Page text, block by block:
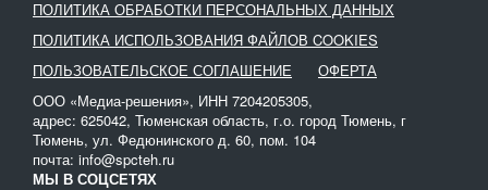
ПОЛИТИКА ОБРАБОТКИ ПЕРСОНАЛЬНЫХ ДАННЫХ
ПОЛИТИКА ИСПОЛЬЗОВАНИЯ ФАЙЛОВ COOKIES
ПОЛЬЗОВАТЕЛЬСКОЕ СОГЛАШЕНИЕ
ОФЕРТА
ООО «Медиа-решения», ИНН 7204205305,
адрес: 625042, Тюменская область, г.о. город Тюмень, г
Тюмень, ул. Федюнинского д. 60, пом. 104
почта: info@spcteh.ru
МЫ В СОЦСЕТЯХ